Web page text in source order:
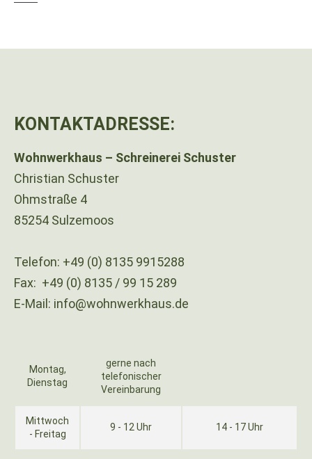
KONTAKTADRESSE:
Wohnwerkhaus – Schreinerei Schuster
Christian Schuster
Ohmstraße 4
85254 Sulzemoos
Telefon: +49 (0) 8135 9915288
Fax: +49 (0) 8135 / 99 15 289
E-Mail: info@wohnwerkhaus.de
Montag,
Dienstag
gerne nach
telefonischer
Vereinbarung
Mittwoch
- Freitag
9 - 12 Uhr 14 - 17 Uhr